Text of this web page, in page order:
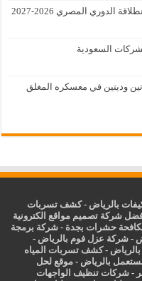
وديتين في معسكره المغلق
بالرياض -كشف تسربات
شركة تصميم مواقع الكترونية
حشرات بجدة -شركة برمجة
-شركة عزل فوم بالرياض -
-كشف تسربات المياه
بالرياض - موقع لحل
-شركات تنظيف الواجهات